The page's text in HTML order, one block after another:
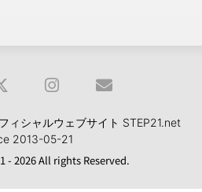
ィシャルウェブサイト STEP21.net
2013-05-21
- 2026 All rights Reserved.